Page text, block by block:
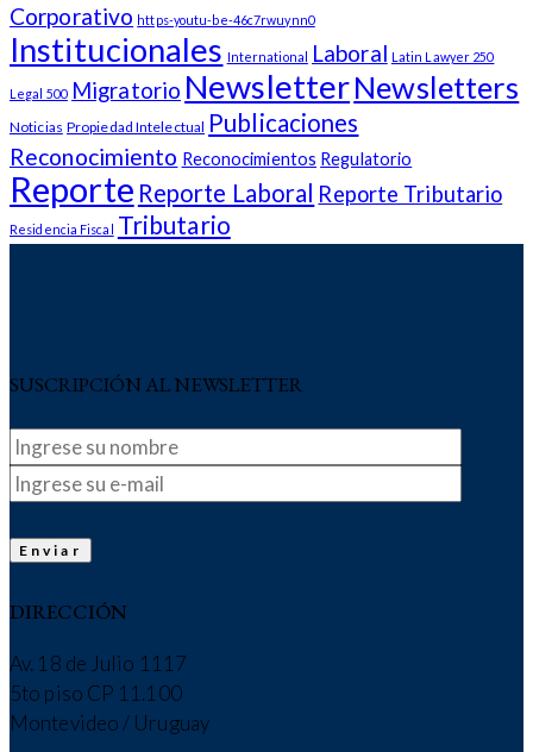
Corporativo https-youtu-be-46c7rwuynn0
Institucionales International Laboral Latin Lawyer 250
Legal 500 Migratorio NewsletterNewsletters
Noticias Propiedad Intelectual Publicaciones
Reconocimiento Reconocimientos Regulatorio
Reporte Reporte Laboral Reporte Tributario
Residencia Fiscal Tributario
SUSCRIPCIÓN AL NEWSLETTER
DIRECCIÓN
Av. 18 de Julio 1117
5to piso CP 11.100
Montevideo / Uruguay